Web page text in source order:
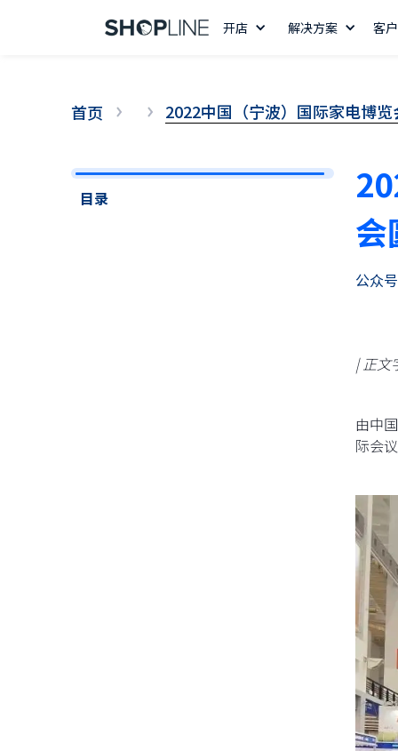
开店 解决方案 客
首页 2022中国（宁波）国际家电博
目录
会
公众号
| 正文
由中
际会